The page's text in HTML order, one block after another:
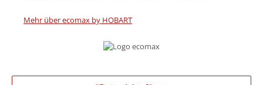
Mehr über ecomax by HOBART